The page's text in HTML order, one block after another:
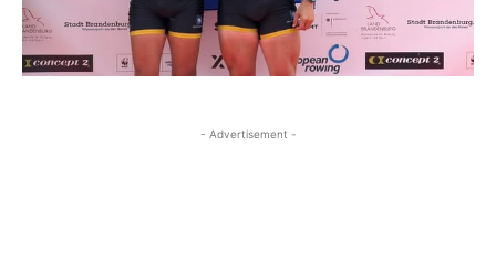
- Advertisement -